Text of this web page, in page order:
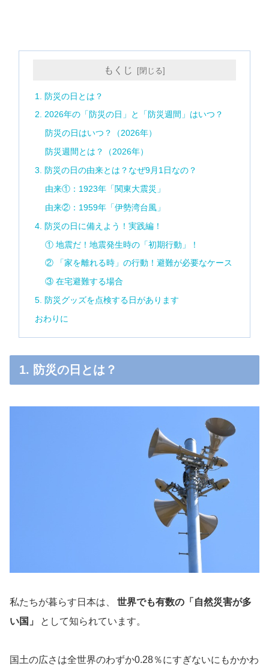
もくじ
1. 防災の日とは？
2. 2026年の「防災の日」と「防災週間」はいつ？
防災の日はいつ？（2026年）
防災週間とは？（2026年）
3. 防災の日の由来とは？なぜ9月1日なの？
由来①：1923年「関東大震災」
由来②：1959年「伊勢湾台風」
4. 防災の日に備えよう！実践編！
① 地震だ！地震発生時の「初期行動」！
② 「家を離れる時」の行動！避難が必要なケース
③ 在宅避難する場合
5. 防災グッズを点検する日があります
おわりに
1. 防災の日とは？
私たちが暮らす日本は、
世界でも有数の「自然災害が多
い国」
として知られています。
国土の広さは全世界のわずか0.28％にすぎないにもかかわ